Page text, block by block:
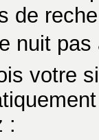
de
nuit
votre
: